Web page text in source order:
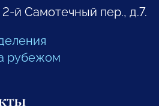
2-й Самотечный пер., д.7.
рубежом